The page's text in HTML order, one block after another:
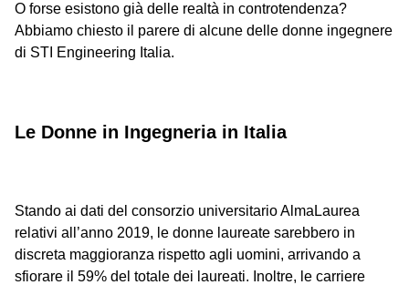
O forse esistono già delle realtà in controtendenza?
Abbiamo chiesto il parere di alcune delle donne ingegnere
di STI Engineering Italia.
Le Donne in Ingegneria in Italia
Stando ai dati del consorzio universitario AlmaLaurea
relativi all’anno 2019, le donne laureate sarebbero in
discreta maggioranza rispetto agli uomini, arrivando a
sfiorare il 59% del totale dei laureati. Inoltre, le carriere